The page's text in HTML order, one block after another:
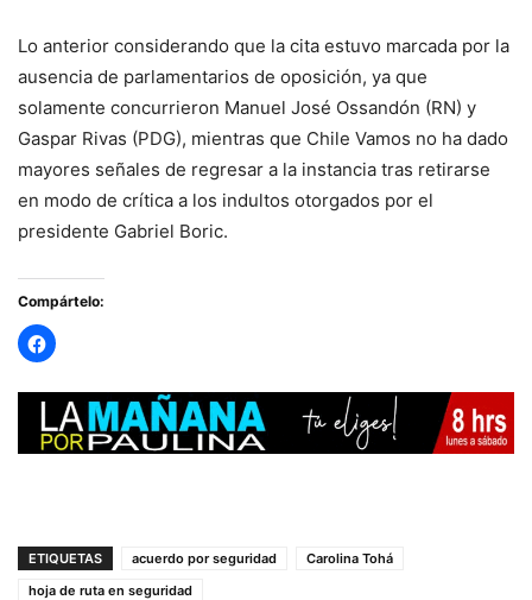
Lo anterior considerando que la cita estuvo marcada por la
ausencia de parlamentarios de oposición, ya que
solamente concurrieron Manuel José Ossandón (RN) y
Gaspar Rivas (PDG), mientras que Chile Vamos no ha dado
mayores señales de regresar a la instancia tras retirarse
en modo de crítica a los indultos otorgados por el
presidente Gabriel Boric.
Compártelo:
ETIQUETAS acuerdo por seguridad
Carolina Tohá
hoja de ruta en seguridad